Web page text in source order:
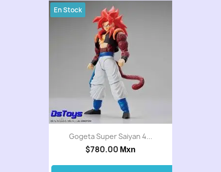
Gogeta Super Saiyan 4...
$780.00 Mxn
En Stock